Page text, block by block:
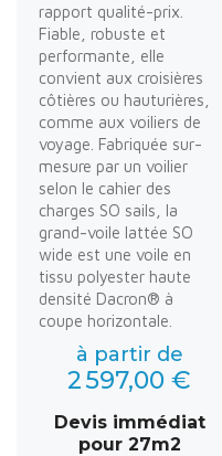
rapport qualité-prix.
Fiable, robuste et
performante, elle
convient aux croisières
côtières ou hauturières,
comme aux voiliers de
voyage. Fabriquée sur-
mesure par un voilier
selon le cahier des
charges SO sails, la
grand-voile lattée SO
wide est une voile en
tissu polyester haute
densité Dacron® à
coupe horizontale.
à partir de
2 597,00 €
Devis immédiat
pour 27m2